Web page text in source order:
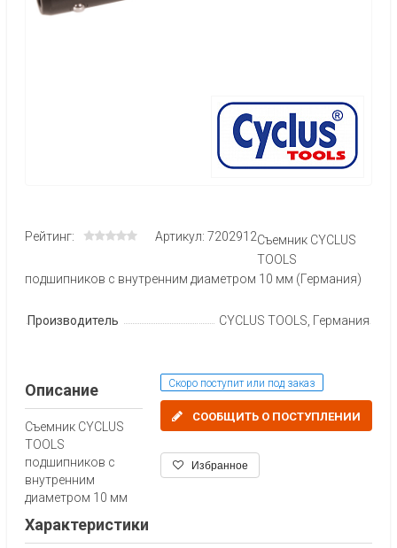
Рейтинг: Артикул: 7202912Съемник CYCLUS
TOOLS
подшипников с внутренним диаметром 10 мм (Германия)
Производитель CYCLUS TOOLS, Германия
Скоро поступит или под заказ
СООБЩИТЬ О ПОСТУПЛЕНИИ
Избранное
Описание
Съемник CYCLUS
TOOLS
подшипников с
внутренним
диаметром 10 мм
Характеристики